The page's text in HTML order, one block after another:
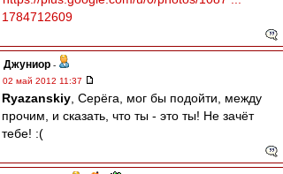
1784712609
Джуниор -
02 май 2012 11:37
Ryazanskiy , Серёга, мог бы подойти, между
прочим, и сказать, что ты - это ты! Не зачёт
тебе! :(